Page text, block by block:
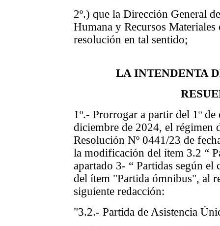
2º.) que la Dirección General
Humana y Recursos Materiales
resolución en tal sentido;
LA INTENDENTA
1º.- Prorrogar a partir del 1º de
diciembre de 2024, el régimen
Resolución Nº 0441/23 de
la modificación del ítem 3.2 “
apartado 3- “ Partidas según
del ítem "Partida ómnibus", al
siguiente redacción:
"3.2.- Partida de Asistencia